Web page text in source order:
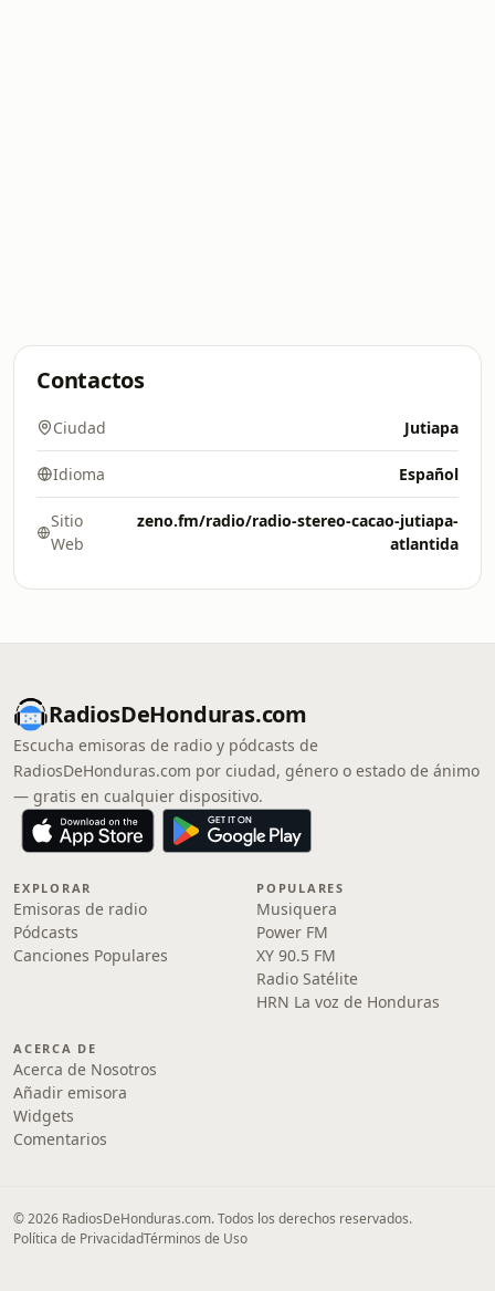
Contactos
Ciudad Jutiapa
Idioma Español
Sitio
Web
zeno.fm/radio/radio-stereo-cacao-jutiapa-
atlantida
RadiosDeHonduras.com
Escucha emisoras de radio y pódcasts de
RadiosDeHonduras.com por ciudad, género o estado de ánimo
— gratis en cualquier dispositivo.
EXPLORAR
Emisoras de radio
Pódcasts
Canciones Populares
POPULARES
Musiquera
Power FM
XY 90.5 FM
Radio Satélite
HRN La voz de Honduras
ACERCA DE
Acerca de Nosotros
Añadir emisora
Widgets
Comentarios
© 2026 RadiosDeHonduras.com. Todos los derechos reservados.
Política de PrivacidadTérminos de Uso